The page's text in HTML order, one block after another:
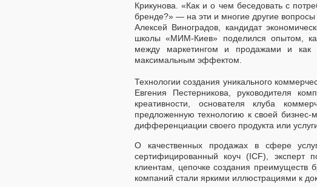
Крикунова. «Как и о чем беседовать с
бренде?» — на эти и многие другие вопросы
Алексей Виноградов, кандидат
школы «МИМ-Киев» поделился опытом,
между маркетингом и продажами и как
максимальным эффектом.
Технологии создания уникального
Евгения Пестерникова, руководителя
креативности, основателя клуба
предложенную технологию к своей
дифференциации своего продукта или
О качественных продажах в сфере
сертифицированный коуч (ICF),
клиентам, цепочке создания преимуществ
компаний стали яркими иллюстрациями к